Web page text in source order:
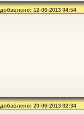
добавлено: 12-06-2013 04:54
добавлено: 20-06-2013 02:34